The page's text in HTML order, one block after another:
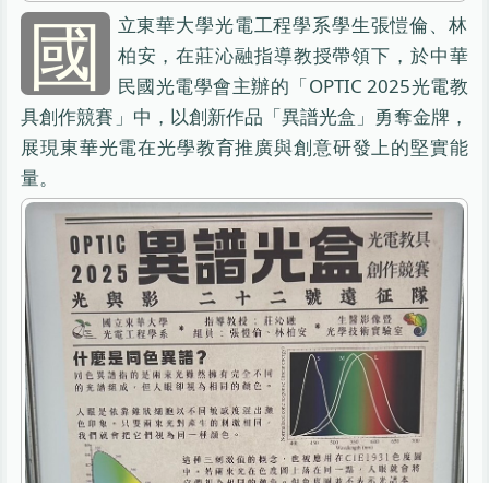
國
立東華大學光電工程學系學生張愷倫、林
柏安，在莊沁融指導教授帶領下，於中華
民國光電學會主辦的「OPTIC 2025光電教
具創作競賽」中，以創新作品「異譜光盒」勇奪金牌，
展現東華光電在光學教育推廣與創意研發上的堅實能
量。